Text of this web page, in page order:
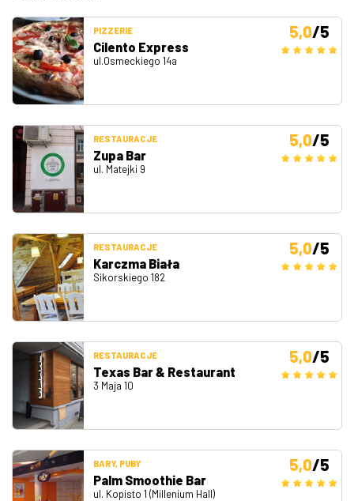
PIZZERIE
Cilento Express
ul.Osmeckiego 14a
5,0/5
RESTAURACJE
Zupa Bar
ul. Matejki 9
5,0/5
RESTAURACJE
Karczma Biała
Sikorskiego 182
5,0/5
RESTAURACJE
Texas Bar & Restaurant
3 Maja 10
5,0/5
BARY, PUBY
Palm Smoothie Bar
ul. Kopisto 1 (Millenium Hall)
5,0/5